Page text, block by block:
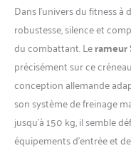
Dans l’univers du fitness
robustesse, silence et
du combattant. Lerameur
précisément sur ce
conception allemande
son système de freinage
jusqu’à 150 kg, il semble
équipements d’entrée et